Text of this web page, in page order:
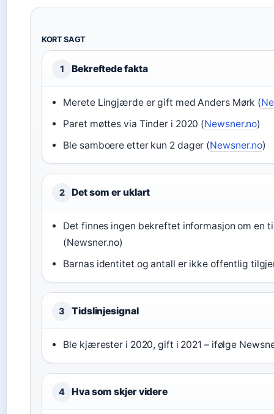
KORT SAGT
1 Bekreftede fakta
Merete Lingjærde er gift med Anders Mørk (
Paret møttes via Tinder i 2020 (Newsner.no)
Ble samboere etter kun 2 dager (Newsner.no)
2 Det som er uklart
Det finnes ingen bekreftet informasjon om en
(Newsner.no)
Barnas identitet og antall er ikke offentlig
3 Tidslinjesignal
Ble kjærester i 2020, gift i 2021 – ifølge
4 Hva som skjer videre